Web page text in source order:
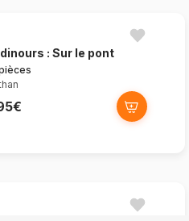
: Sur le pont